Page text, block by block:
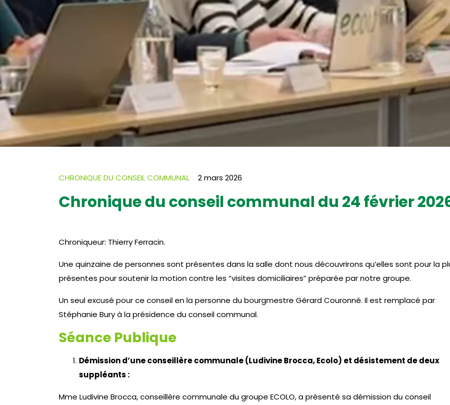
CHRONIQUE DU CONSEIL COMMUNAL 2 mars 2026
Chronique du conseil communal du 24 février
Chroniqueur: Thierry Ferracin.
Une quinzaine de personnes sont présentes dans la salle dont nous découvrirons qu’elles sont pour la
présentes pour soutenir la motion contre les “visites domiciliaires” préparée par notre groupe.
Un seul excusé pour ce conseil en la personne du bourgmestre Gérard Couronné. Il est remplacé par
Stéphanie Bury à la présidence du conseil communal.
Séance Publique
Démission d’une conseillère communale (Ludivine Brocca, Ecolo) et désistement de deux
suppléants :
Mme Ludivine Brocca, conseillère communale du groupe ECOLO, a présenté sa démission du conseil